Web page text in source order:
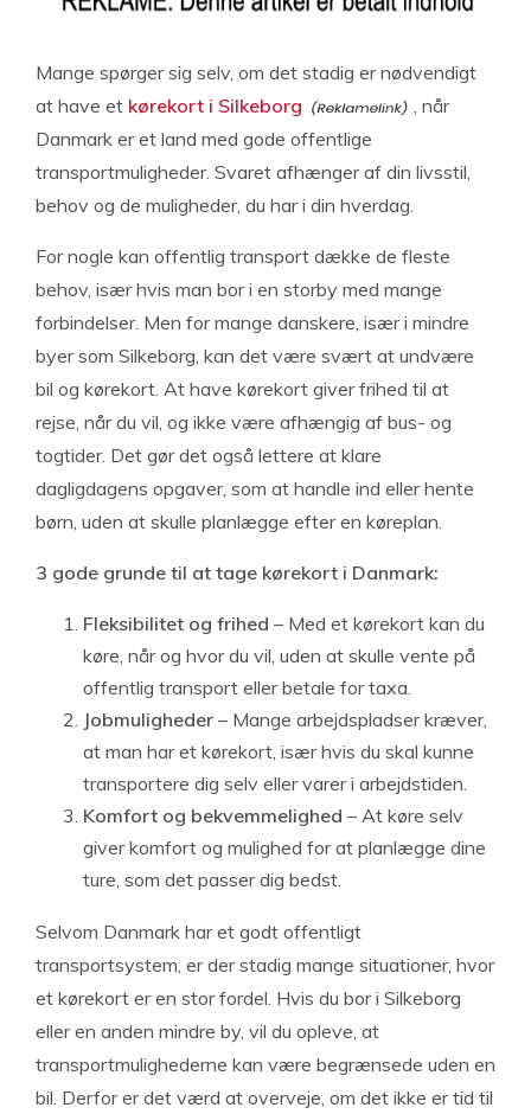
Mange spørger sig selv, om det stadig er nødvendigt
at have et kørekort i Silkeborg
, når
Danmark er et land med gode offentlige
transportmuligheder. Svaret afhænger af din livsstil,
behov og de muligheder, du har i din hverdag.
For nogle kan offentlig transport dække de fleste
behov, især hvis man bor i en storby med mange
forbindelser. Men for mange danskere, især i mindre
byer som Silkeborg, kan det være svært at undvære
bil og kørekort. At have kørekort giver frihed til at
rejse, når du vil, og ikke være afhængig af bus- og
togtider. Det gør det også lettere at klare
dagligdagens opgaver, som at handle ind eller hente
børn, uden at skulle planlægge efter en køreplan.
3 gode grunde til at tage kørekort i Danmark:
Fleksibilitet og frihed – Med et kørekort kan du
køre, når og hvor du vil, uden at skulle vente på
offentlig transport eller betale for taxa.
Jobmuligheder – Mange arbejdspladser kræver,
at man har et kørekort, især hvis du skal kunne
transportere dig selv eller varer i arbejdstiden.
Komfort og bekvemmelighed – At køre selv
giver komfort og mulighed for at planlægge dine
ture, som det passer dig bedst.
Selvom Danmark har et godt offentligt
transportsystem, er der stadig mange situationer, hvor
et kørekort er en stor fordel. Hvis du bor i Silkeborg
eller en anden mindre by, vil du opleve, at
transportmulighederne kan være begrænsede uden en
bil. Derfor er det værd at overveje, om det ikke er tid til